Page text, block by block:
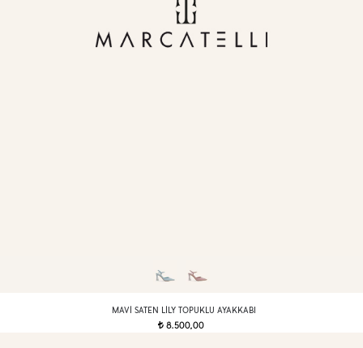
MAVI SATEN LILY TOPUKLU AYAKKABI
t8.500,00